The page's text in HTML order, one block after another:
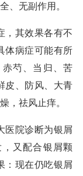
、无副作用。
，其效果各有不
体病症可能有所
芍、当归、苦
皮、防风、大青
，祛风止痒。
医院诊断为银屑
又配合银屑颗
：现在仍吃银屑